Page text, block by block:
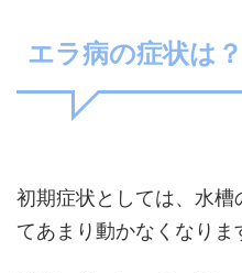
エラ病の症状は？
初期症状としては、水槽
てあまり動かなくなりま